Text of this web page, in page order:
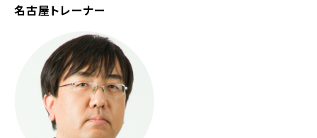
名古屋トレーナー